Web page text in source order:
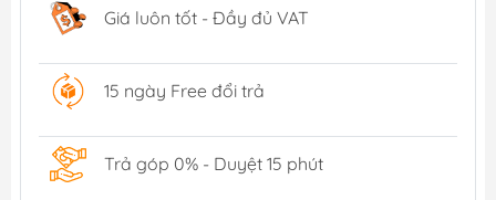
Giá luôn tốt - Đầy đủ VAT
15 ngày Free đổi trả
Trả góp 0% - Duyệt 15 phút